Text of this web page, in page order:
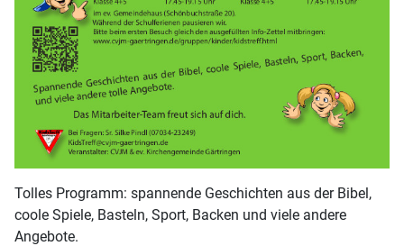
Tolles Programm: spannende Geschichten aus der Bibel,
coole Spiele, Basteln, Sport, Backen und viele andere
Angebote.